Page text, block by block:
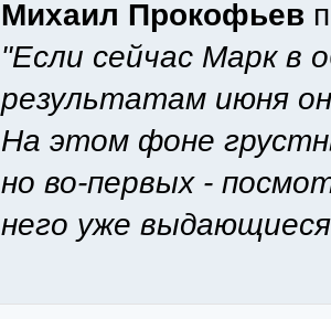
Михаил Прокофьев
"Если сейчас Марк в
результатам июня
На этом фоне
но во-первых -
него уже